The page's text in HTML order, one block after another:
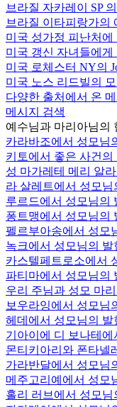
브라질 자카레이 SP
브라질 이타피랑가의
미국 성가정 피난처에
미국 갱신 자녀들에게
미국 로체스터 NY의
미국 노스 리드빌의
다양한 출처에서 온 메
메시지 검색
예수님과 마리아님의
카라바조에서 성모님
키토에서 좋은 사건의
성 마가레테 메리 알
라 살레트에서 성모님
루르드에서 성모님의
퐁트맹에서 성모님의
펠르부아송에서 성모
녹크에서 성모님의 발
카스텔페트로소에서
파티마에서 성모님의
우리 주님과 성모 마
보우라잉에서 성모님
헤데에서 성모님의 발
기아이에 디 보나테에
몬티키아리와 폰타넬
가라반달에서 성모님
메주고리예에서 성모
홀리 러브에서 성모님